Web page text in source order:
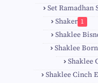
Set Ramadhan
Shaker 1
Shaklee
Shaklee
Shaklee
Shaklee Cinch